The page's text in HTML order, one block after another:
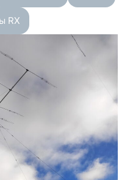
RX